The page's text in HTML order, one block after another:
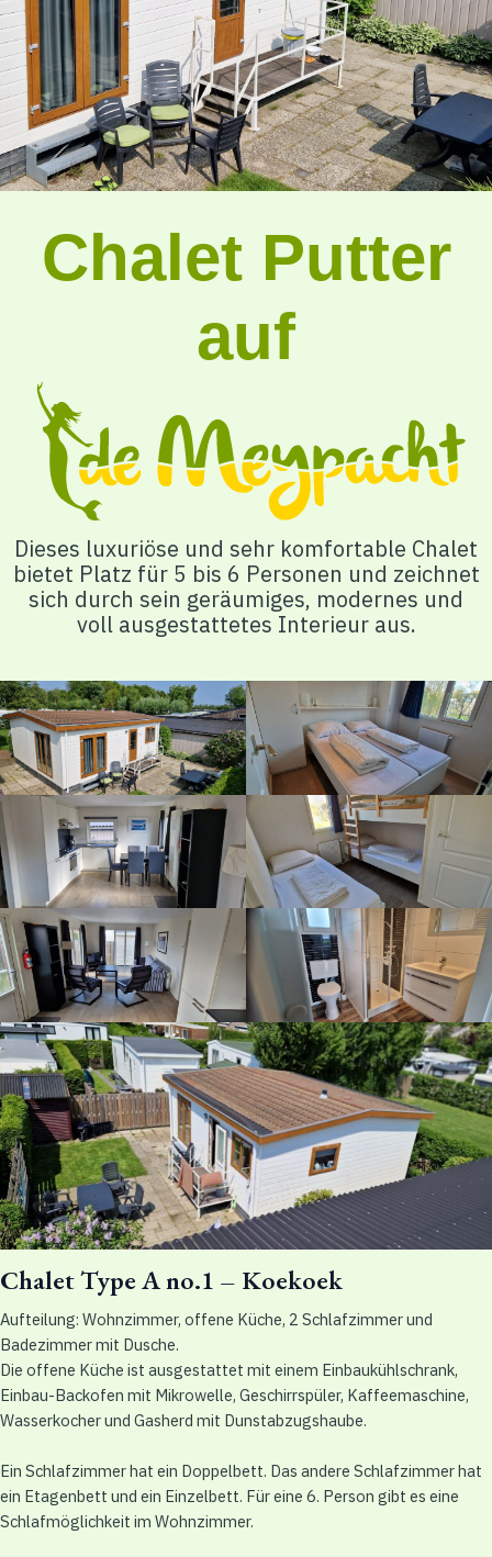
Chalet Putter
auf
Dieses luxuriöse und sehr komfortable Chalet
bietet Platz für 5 bis 6 Personen und zeichnet
sich durch sein geräumiges, modernes und
voll ausgestattetes Interieur aus.
Chalet Type A no.1 – Koekoek
Aufteilung: Wohnzimmer, offene Küche, 2 Schlafzimmer und
Badezimmer mit Dusche.
Die offene Küche ist ausgestattet mit einem Einbaukühlschrank,
Einbau-Backofen mit Mikrowelle, Geschirrspüler, Kaffeemaschine,
Wasserkocher und Gasherd mit Dunstabzugshaube.
Ein Schlafzimmer hat ein Doppelbett. Das andere Schlafzimmer hat
ein Etagenbett und ein Einzelbett. Für eine 6. Person gibt es eine
Schlafmöglichkeit im Wohnzimmer.